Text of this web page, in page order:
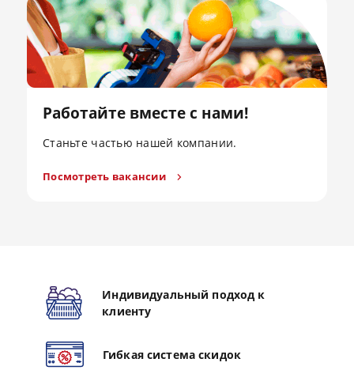
Работайте вместе с нами!
Станьте частью нашей компании.
Посмотреть вакансии
Индивидуальный подход к
клиенту
Гибкая система скидок